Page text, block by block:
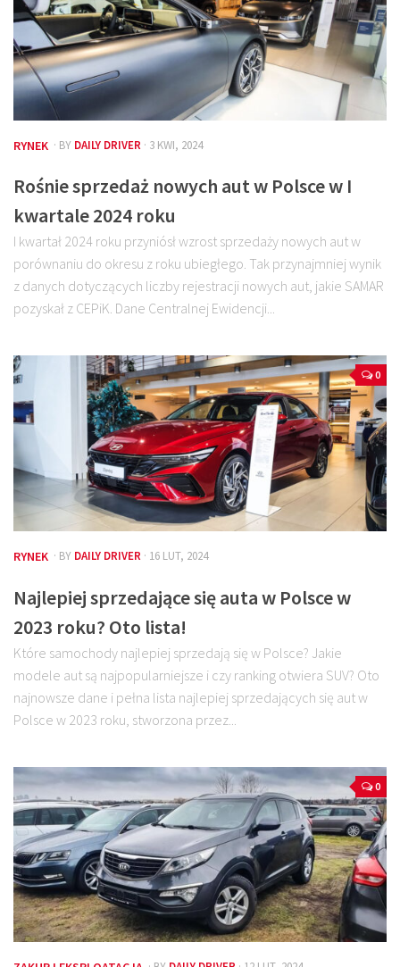
RYNEK · BY DAILY DRIVER · 3 KWI, 2024
Rośnie sprzedaż nowych aut w Polsce w I
kwartale 2024 roku
I kwartał 2024 roku przyniósł wzrost sprzedaży nowych aut w
porównaniu do okresu z roku ubiegłego. Tak przynajmniej wynik
z danych dotyczących liczby rejestracji nowych aut, jakie SAMAR
pozyskał z CEPiK. Dane Centralnej Ewidencji...
0
RYNEK · BY DAILY DRIVER · 16 LUT, 2024
Najlepiej sprzedające się auta w Polsce w
2023 roku? Oto lista!
Które samochody najlepiej sprzedają się w Polsce? Jakie
modele aut są najpopularniejsze i czy ranking otwiera SUV? Oto
najnowsze dane i pełna lista najlepiej sprzedających się aut w
Polsce w 2023 roku, stworzona przez...
0